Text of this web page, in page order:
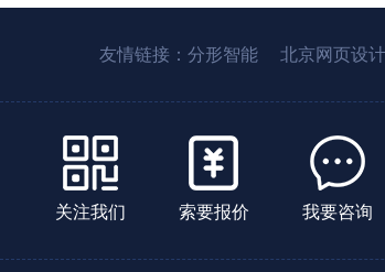
友情链接： 分形智能 北京网页设
关注我们 索要报价 我要咨询